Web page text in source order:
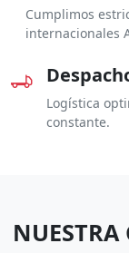
Cumplimos
internacionales
Logística
constante.
NUESTRA